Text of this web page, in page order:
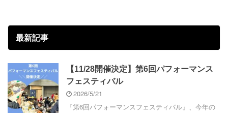
最新記事
【11/28開催決定】第6回パフォーマンス
フェスティバル
2026/5/21
『第6回パフォーマンスフェスティバル』、今年の